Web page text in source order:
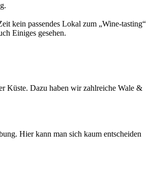
kein passendes Lokal zum „Wine-tasting“
Einiges gesehen.
Küste. Dazu haben wir zahlreiche Wale &
Hier kann man sich kaum entscheiden